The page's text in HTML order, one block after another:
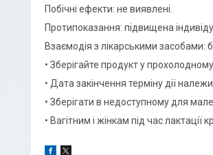
Побічні ефекти: не виявлені.
Протипоказання: підвищена
Взаємодія з лікарськими засобами:
• Зберігайте продукт у
• Дата закінчення терміну дії
• Зберігати в недоступному для
• Вагітним і жінкам під час